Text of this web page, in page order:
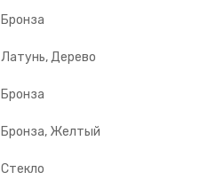
Бронза
Латунь, Дерево
Бронза
Бронза, Желтый
Стекло